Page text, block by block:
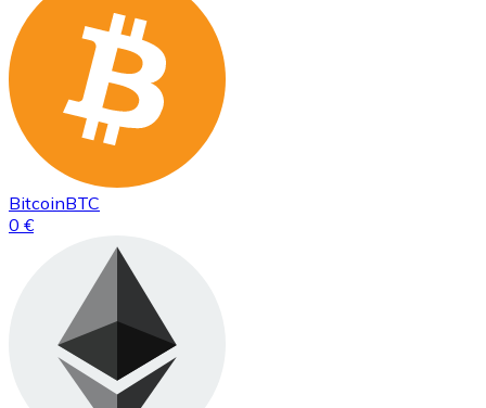
BitcoinBTC
0 €